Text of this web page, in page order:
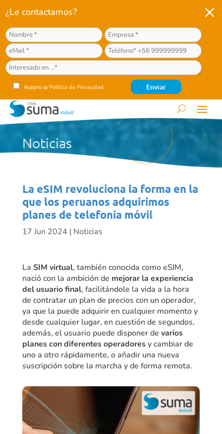
¿Le contactamos?
Acepto la Política de Privacidad
M
Noticias
La eSIM revoluciona la forma en la
que los peruanos adquirimos
planes de telefonía móvil
17 Jun 2024 | Noticias
La SIM virtual, también conocida como eSIM,
nació con la ambición de mejorar la experiencia
del usuario final, facilitándole la vida a la hora
de contratar un plan de precios con un operador,
ya que la puede adquirir en cualquier momento y
desde cualquier lugar, en cuestión de segundos,
además, el usuario puede disponer de varios
planes con diferentes operadoresy cambiar de
uno a otro rápidamente, o añadir una nueva
suscripción sobre la marcha y de forma remota.